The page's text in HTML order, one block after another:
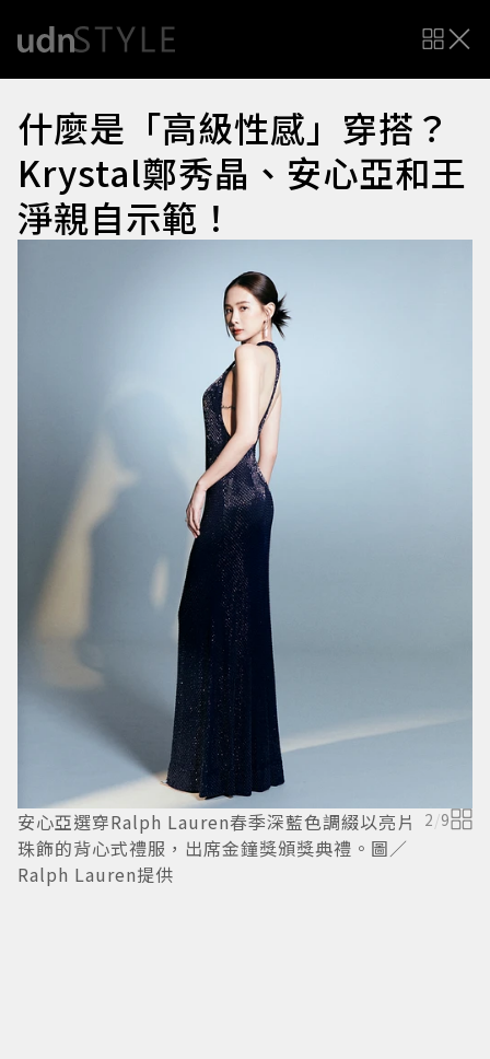
什麼是「高級性感」穿搭？
Krystal鄭秀晶、安心亞和王
淨親自示範！
安心亞選穿Ralph Lauren春季深藍色調綴以亮片
珠飾的背心式禮服，出席金鐘獎頒獎典禮。圖／
Ralph Lauren提供
2/9